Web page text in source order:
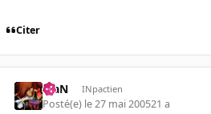
Citer
KiaN INpactien
Posté(e) le 27 mai 200521 a